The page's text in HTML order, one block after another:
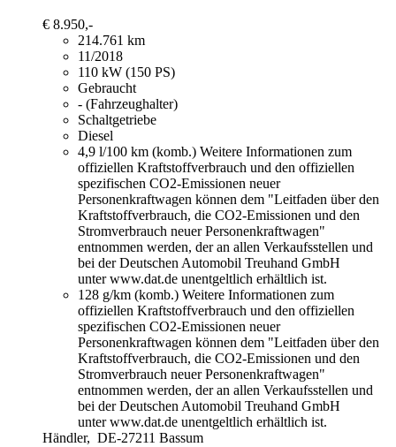
€ 8.950,-
214.761 km
11/2018
110 kW (150 PS)
Gebraucht
- (Fahrzeughalter)
Schaltgetriebe
Diesel
4,9 l/100 km (komb.) Weitere Informationen zum
offiziellen Kraftstoffverbrauch und den offiziellen
spezifischen CO2-Emissionen neuer
Personenkraftwagen können dem "Leitfaden über den
Kraftstoffverbrauch, die CO2-Emissionen und den
Stromverbrauch neuer Personenkraftwagen"
entnommen werden, der an allen Verkaufsstellen und
bei der Deutschen Automobil Treuhand GmbH
unter www.dat.de unentgeltlich erhältlich ist.
128 g/km (komb.) Weitere Informationen zum
offiziellen Kraftstoffverbrauch und den offiziellen
spezifischen CO2-Emissionen neuer
Personenkraftwagen können dem "Leitfaden über den
Kraftstoffverbrauch, die CO2-Emissionen und den
Stromverbrauch neuer Personenkraftwagen"
entnommen werden, der an allen Verkaufsstellen und
bei der Deutschen Automobil Treuhand GmbH
unter www.dat.de unentgeltlich erhältlich ist.
Händler, DE-27211 Bassum